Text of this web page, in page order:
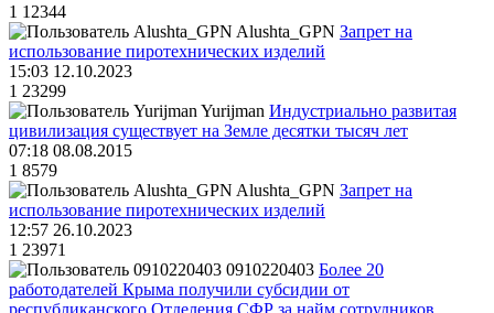
1 12344
Alushta_GPN Запрет на
использование пиротехнических изделий
15:03 12.10.2023
1 23299
Yurijman Индустриально развитая
цивилизация существует на Земле десятки тысяч лет
07:18 08.08.2015
1 8579
Alushta_GPN Запрет на
использование пиротехнических изделий
12:57 26.10.2023
1 23971
0910220403 Более 20
работодателей Крыма получили субсидии от